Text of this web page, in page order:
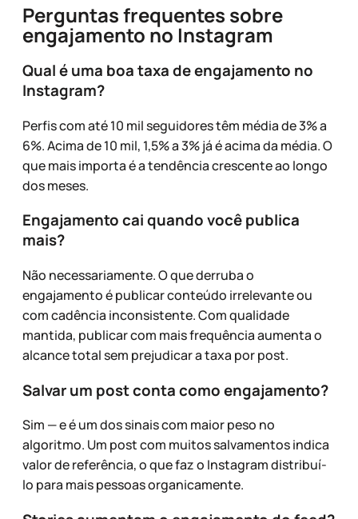
Perguntas frequentes sobre
engajamento no Instagram
Qual é uma boa taxa de engajamento no
Instagram?
Perfis com até 10 mil seguidores têm média de 3% a
6%. Acima de 10 mil, 1,5% a 3% já é acima da média. O
que mais importa é a tendência crescente ao longo
dos meses.
Engajamento cai quando você publica
mais?
Não necessariamente. O que derruba o
engajamento é publicar conteúdo irrelevante ou
com cadência inconsistente. Com qualidade
mantida, publicar com mais frequência aumenta o
alcance total sem prejudicar a taxa por post.
Salvar um post conta como engajamento?
Sim — e é um dos sinais com maior peso no
algoritmo. Um post com muitos salvamentos indica
valor de referência, o que faz o Instagram distribuí-
lo para mais pessoas organicamente.